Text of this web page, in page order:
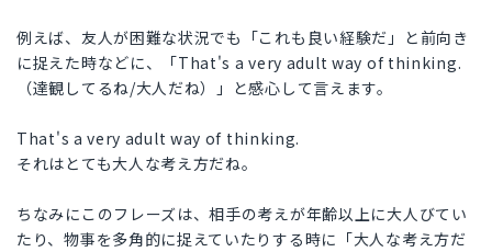
例えば、友人が困難な状況でも「これも良い経験だ」と前向き
に捉えた時などに、「That's a very adult way of thinking.
（達観してるね/大人だね）」と感心して言えます。
That's a very adult way of thinking.
それはとても大人な考え方だね。
ちなみにこのフレーズは、相手の考えが年齢以上に大人びてい
たり、物事を多角的に捉えていたりする時に「大人な考え方だ